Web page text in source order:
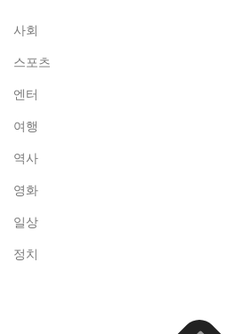
사회
스포츠
엔터
여행
역사
영화
일상
정치